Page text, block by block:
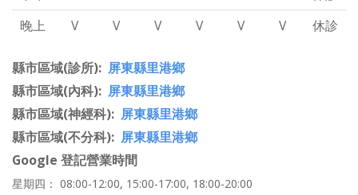
晚上
V V V V V V 休診
縣市區域(診所) 屏東縣里港鄉
縣市區域(內科) 屏東縣里港鄉
縣市區域(神經科) 屏東縣里港鄉
縣市區域(不分科) 屏東縣里港鄉
Google 登記營業時間
星期四： 08:00-12:00, 15:00-17:00, 18:00-20:00